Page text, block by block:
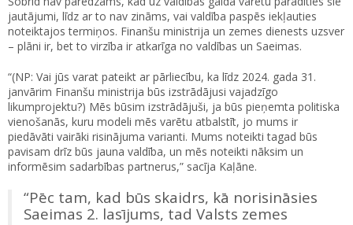
jautājumi, līdz ar to nav zināms, vai valdība paspēs iekļauties
noteiktajos termiņos. Finanšu ministrija un zemes dienests uzsver
– plāni ir, bet to virzība ir atkarīga no valdības un Saeimas.
“(NP: Vai jūs varat pateikt ar pārliecību, ka līdz 2024. gada 31.
janvārim Finanšu ministrija būs izstrādājusi vajadzīgo
likumprojektu?) Mēs būsim izstrādājuši, ja būs pieņemta politiska
vienošanās, kuru modeli mēs varētu atbalstīt, jo mums ir
piedāvāti vairāki risinājuma varianti. Mums noteikti tagad būs
pavisam drīz būs jauna valdība, un mēs noteikti nāksim un
informēsim sadarbības partnerus,” sacīja Kaļāne.
“Pēc tam, kad būs skaidrs, kā norisināsies
Saeimas 2. lasījums, tad Valsts zemes